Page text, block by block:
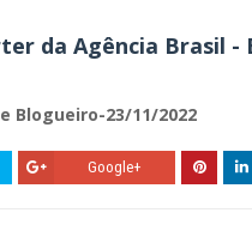
da Agência Brasil -
Blogueiro-23/11/2022
Google+